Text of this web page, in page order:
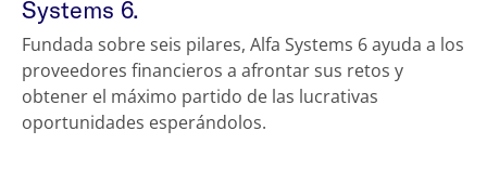
Systems 6.
Fundada sobre seis pilares, Alfa Systems 6 ayuda a los
proveedores financieros a afrontar sus retos y
obtener el máximo partido de las lucrativas
oportunidades esperándolos.